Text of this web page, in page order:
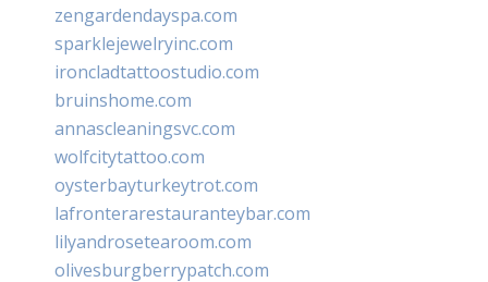
zengardendayspa.com
sparklejewelryinc.com
ironcladtattoostudio.com
bruinshome.com
annascleaningsvc.com
wolfcitytattoo.com
oysterbayturkeytrot.com
lafronterarestauranteybar.com
lilyandrosetearoom.com
olivesburgberrypatch.com